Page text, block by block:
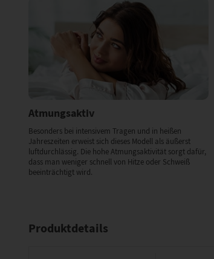
Atmungsaktiv
Besonders bei intensivem Tragen und in heißen
Jahreszeiten erweist sich dieses Modell als äußerst
luftdurchlässig. Die hohe Atmungsaktivität sorgt dafür,
dass man weniger schnell von Hitze oder Schweiß
beeinträchtigt wird.
Produktdetails